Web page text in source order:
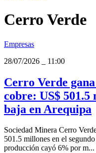
Cerro Verde
Empresas
28/07/2026
11:00
Cerro Verde
cobre: US$ 501.5
baja en Arequipa
Sociedad Minera Cerro
501.5 millones en el
producción cayó 6% por m...